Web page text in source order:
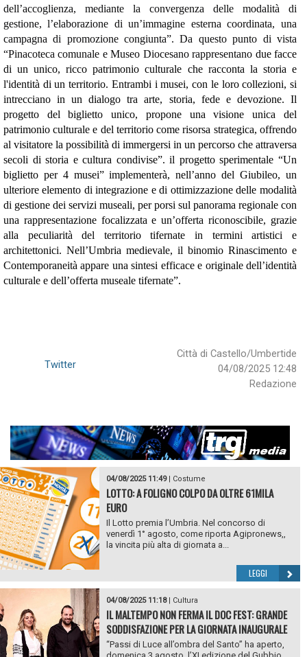
dell’accoglienza, mediante la convergenza delle modalità di
gestione, l’elaborazione di un’immagine esterna coordinata, una
campagna di promozione congiunta”. Da questo punto di vista
“Pinacoteca comunale e Museo Diocesano rappresentano due facce
di un unico, ricco patrimonio culturale che racconta la storia e
l'identità di un territorio. Entrambi i musei, con le loro collezioni, si
intrecciano in un dialogo tra arte, storia, fede e devozione. Il
progetto del biglietto unico, propone una visione unica del
patrimonio culturale e del territorio come risorsa strategica, offrendo
al visitatore la possibilità di immergersi in un percorso che attraversa
secoli di storia e cultura condivise”. il progetto sperimentale “Un
biglietto per 4 musei” implementerà, nell’anno del Giubileo, un
ulteriore elemento di integrazione e di ottimizzazione delle modalità
di gestione dei servizi museali, per porsi sul panorama regionale con
una rappresentazione focalizzata e un’offerta riconoscibile, grazie
alla peculiarità del territorio tifernate in termini artistici e
architettonici. Nell’Umbria medievale, il binomio Rinascimento e
Contemporaneità appare una sintesi efficace e originale dell’identità
culturale e dell’offerta museale tifernate”.
Città di Castello/Umbertide
04/08/2025 12:48
Redazione
Twitter
04/08/2025 11:49| Costume
LOTTO: A FOLIGNO COLPO DA OLTRE 61MILA
EURO
Il Lotto premia l’Umbria. Nel concorso di
venerdì 1° agosto, come riporta Agipronews,,
la vincita più alta di giornata a...
LEGGI
04/08/2025 11:18| Cultura
IL MALTEMPO NON FERMA IL DOC FEST: GRANDE
SODDISFAZIONE PER LA GIORNATA INAUGURALE
“Passi di Luce all’ombra del Santo” ha aperto,